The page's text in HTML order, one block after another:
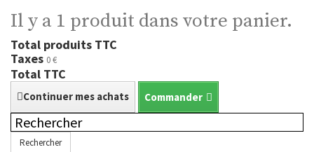
Il y a 1 produit dans votre panier.
Total produits TTC
Taxes 0 €
Total TTC
Continuer mes achats Commander
Rechercher